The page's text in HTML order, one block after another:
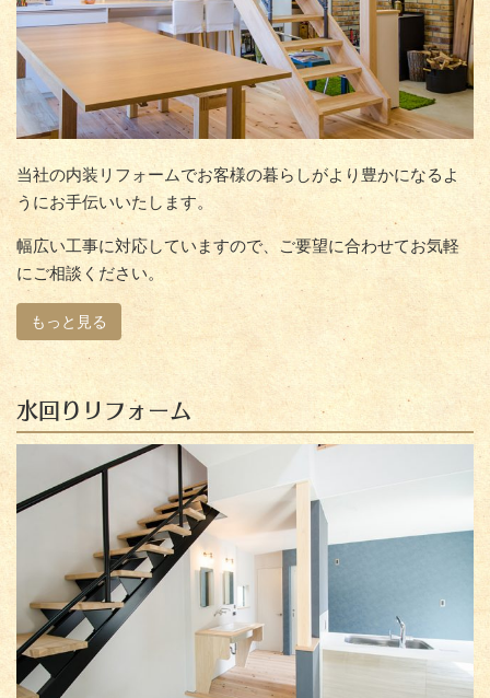
当社の内装リフォームでお客様の暮らしがより豊かになるよ
うにお手伝いいたします。
幅広い工事に対応していますので、ご要望に合わせてお気軽
にご相談ください。
もっと見る
水回りリフォーム